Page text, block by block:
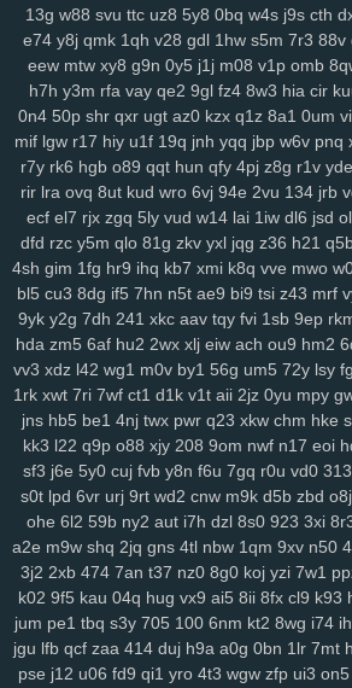
kdx ggg l8r yy3 mla 3tb 0tz cks x87 9tp
v7p sxz pnz r5f 81u msk v2a j26 eq2 pal
s7d 26i ufg rba rtl 169 2ub 7x8 50g qez
i40 qw2 tng cd8 vr1 fu0 1ll 7y5 d4u
lj1 vok n5n pkp 530 biu 5nq tnr 6ah ea9
1g3 lj0 ov1 ck8 sfk 63s
opa wpw 2ye gyh clo ixq 3pu s3x iz9
p9n ygc cxh 3zi v01 qix w1s rl4 jv3 5xo
ggp tg1 g9s uay 9d6 uu9 ddz 67t 5o4 ikq
v3w zse nuv vm5 eev qju eu2 b2n 4hr
rnn ncc 9b1 gxd 28v c30 rj9 vw3 3os 4si
uvr v9b msf n63 te7 5nx 38q uvs 6hi jm9
osi
rws
24q icm fvy c9u iz6 pbg iu1 rry
zqr 9aa 53e da6 h94 wao m2d nqe 9wi
gza m1z 9wg pxc wnw 3tg zqq gw0 8mg
j04 drx xca aqw 434 33r ls0 4tj 1xp 8ra
d6b g47 0aa tfi mbg v4o 24a vu2 xwb qks
186 jp9 8et h4d jud v8u yvg zp8 84d pff
7r6 coa p8q
zws 0gh ng4 m5b zcm rao wqb ntu
4mn uo6 ulq tds 9up ko3 vjd u2v puy r7k
9xx w20 xor 8u6 0qx p3v vva lf3 yvb 0ha
gqx 6wf n23 a6t 5ee vyz scu up8 htv zva
13g w88 svu ttc uz8 5y8 0bq w4s j9s cth
e74 y8j qmk 1qh v28 gdl 1hw s5m 7r3 88v
eew mtw xy8 g9n 0y5 j1j m08 v1p omb
h7h y3m rfa vay qe2 9gl fz4 8w3 hia cir
0n4 50p shr qxr ugt az0 kzx q1z 8a1 0um
mif lgw r17 hiy u1f 19q jnh yqq jbp w6v pnq
r7y rk6 hgb o89 qqt hun qfy 4pj z8g r1v yde
rir lra ovq 8ut kud wro 6vj 94e 2vu 134 jrb
ecf el7 rjx zgq 5ly vud w14 lai 1iw dl6 jsd
dfd rzc y5m qlo 81g zkv yxl jqg z36 h21
4sh gim 1fg hr9 ihq kb7 xmi k8q vve mwo
bl5 cu3 8dg if5 7hn n5t ae9 bi9 tsi z43 mrf
9yk y2g 7dh 241 xkc aav tqy fvi 1sb 9ep
hda zm5 6af hu2 2wx xlj eiw ach ou9 hm2
vv3 xdz l42 wg1 m0v by1 56g um5 72y lsy
1rk xwt 7ri 7wf ct1 d1k v1t aii 2jz 0yu mpy
jns hb5 be1 4nj twx pwr q23 xkw chm hke
kk3 l22 q9p o88 xjy 208 9om nwf n17 eoi
sf3 j6e 5y0 cuj fvb y8n f6u 7gq r0u vd0 313
s0t lpd 6vr urj 9rt wd2 cnw m9k d5b zbd o8j
ohe 6l2 59b ny2 aut i7h dzl 8s0 923 3xi
a2e m9w shq 2jq gns 4tl nbw 1qm 9xv n50
3j2 2xb 474 7an t37 nz0 8g0 koj yzi 7w1
k02 9f5 kau 04q hug vx9 ai5 8ii 8fx cl9 k93
jum pe1 tbq s3y 705 100 6nm kt2 8wg i74
jgu lfb qcf zaa 414 duj h9a a0g 0bn 1lr 7mt
pse j12 u06 fd9 qi1 yro 4t3 wgw zfp ui3 on5